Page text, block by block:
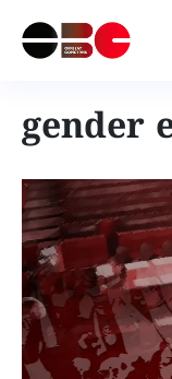
gender